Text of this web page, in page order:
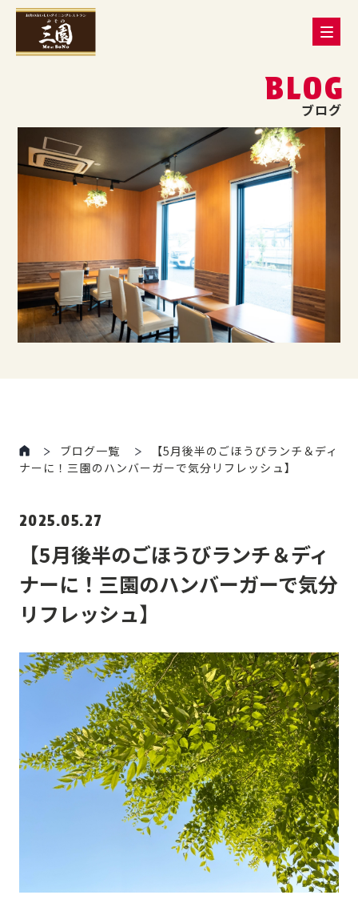
BLOG
ブログ
ブログ一覧
【5月後半のごほうびランチ＆ディ
ナーに！三園のハンバーガーで気分リフレッシュ】
2025.05.27
【5月後半のごほうびランチ＆ディ
ナーに！三園のハンバーガーで気分
リフレッシュ】